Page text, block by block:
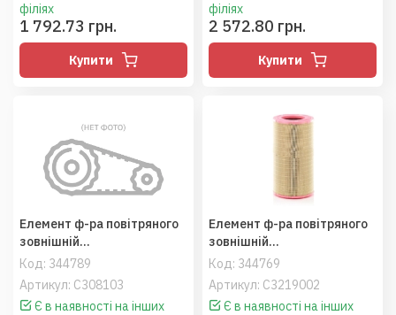
філіях
1 792.73 грн.
Купити
філіях
2 572.80 грн.
Купити
Код: 344789
Артикул: C308103
Елемент ф-ра повітряного
зовнішній
(796288/796586/798494),
Acros 560/580, Lex440-560
(MANN)
Є в наявності на інших
Код: 344769
Артикул: C3219002
Елемент ф-ра повітряного
зовнішній
(P781187/84069017/844936
12), MF7278/CX8080 (MANN)
Є в наявності на інших